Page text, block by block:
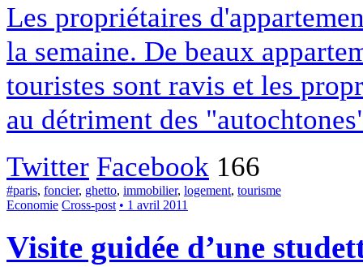
Les propriétaires
la semaine. De beaux
touristes sont ravis et les
au détriment des
Twitter Facebook 166
#paris, foncier, ghetto, immobilier, logement, tourisme
Economie Cross-post • 1 avril 2011
Visite guidée d’une